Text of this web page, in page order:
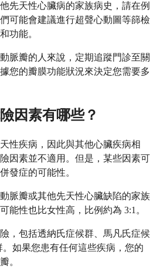
先天性心臟病的家族病史，請在例
可能會建議進行超聲心動圖等篩檢
功能。
脈瓣的人來說，定期追蹤門診至關
您的瓣膜功能狀況來決定您需要多
因素有哪些？
性疾病，因此與其他心臟疾病相
因素並不適用。但是，某些因素可
發症的可能性。
脈瓣或其他先天性心臟缺陷的家族
能性也比女性高，比例約為 3:1。
，包括透納氏症候群、馬凡氏症候
如果您患有任何這些疾病，您的
。